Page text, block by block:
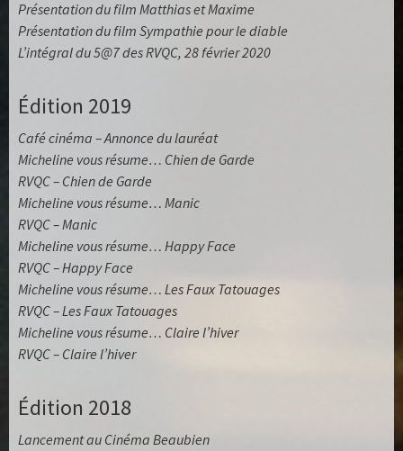
Présentation du film Matthias et Maxime
Présentation du film Sympathie pour le diable
L’intégral du 5@7 des RVQC, 28 février 2020
Édition 2019
Café cinéma – Annonce du lauréat
Micheline vous résume… Chien de Garde
RVQC – Chien de Garde
Micheline vous résume… Manic
RVQC – Manic
Micheline vous résume… Happy Face
RVQC – Happy Face
Micheline vous résume… Les Faux Tatouages
RVQC – Les Faux Tatouages
Micheline vous résume… Claire l’hiver
RVQC – Claire l’hiver
Édition 2018
Lancement au Cinéma Beaubien